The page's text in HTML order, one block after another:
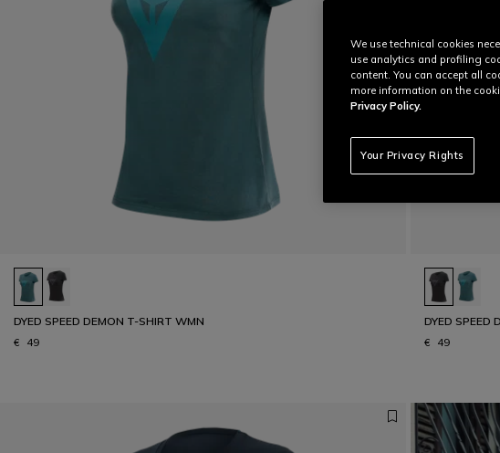
DYED SPEED DEMON T-SHIRT WMN
€ 49
DYED SPEED
€ 49
We use technical cookies
use analytics and profiling
content. You can accept all
more information on the
Privacy Policy.
Your Privacy Rights